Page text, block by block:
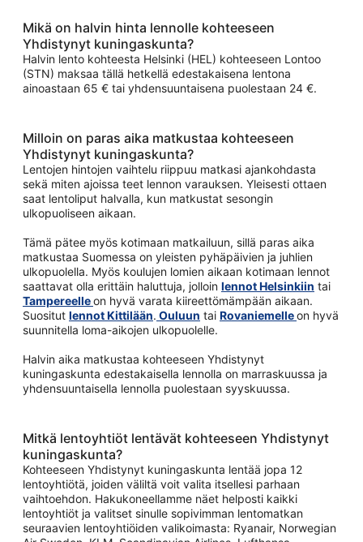
Mikä on halvin hinta lennolle kohteeseen
Yhdistynyt kuningaskunta?
Halvin lento kohteesta Helsinki (HEL) kohteeseen Lontoo
(STN) maksaa tällä hetkellä edestakaisena lentona
ainoastaan 65 € tai yhdensuuntaisena puolestaan 24 €.
Milloin on paras aika matkustaa kohteeseen
Yhdistynyt kuningaskunta?
Lentojen hintojen vaihtelu riippuu matkasi ajankohdasta
sekä miten ajoissa teet lennon varauksen. Yleisesti ottaen
saat lentoliput halvalla, kun matkustat sesongin
ulkopuoliseen aikaan.
Tämä pätee myös kotimaan matkailuun, sillä paras aika
matkustaa Suomessa on yleisten pyhäpäivien ja juhlien
ulkopuolella. Myös koulujen lomien aikaan kotimaan lennot
saattavat olla erittäin haluttuja, jolloin lennot Helsinkiin tai
Tampereelleon hyvä varata kiireettömämpään aikaan.
Suositut lennot Kittilään. Ouluun tai Rovaniemelleon hyvä
suunnitella loma-aikojen ulkopuolelle.
Halvin aika matkustaa kohteeseen Yhdistynyt
kuningaskunta edestakaisella lennolla on marraskuussa ja
yhdensuuntaisella lennolla puolestaan syyskuussa.
Mitkä lentoyhtiöt lentävät kohteeseen Yhdistynyt
kuningaskunta?
Kohteeseen Yhdistynyt kuningaskunta lentää jopa 12
lentoyhtiötä, joiden väliltä voit valita itsellesi parhaan
vaihtoehdon. Hakukoneellamme näet helposti kaikki
lentoyhtiöt ja valitset sinulle sopivimman lentomatkan
seuraavien lentoyhtiöiden valikoimasta: Ryanair, Norwegian